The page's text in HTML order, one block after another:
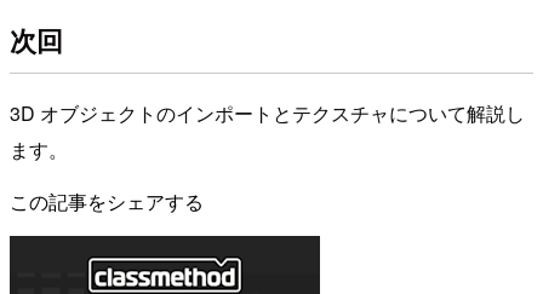
次回
3D オブジェクトのインポートとテクスチャについて解説し
ます。
この記事をシェアする